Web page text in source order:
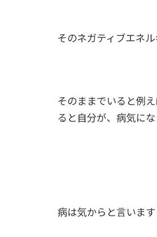
そのネガティブエネ
そのままでいると例
ると自分が、 病気に
病は気からと言います